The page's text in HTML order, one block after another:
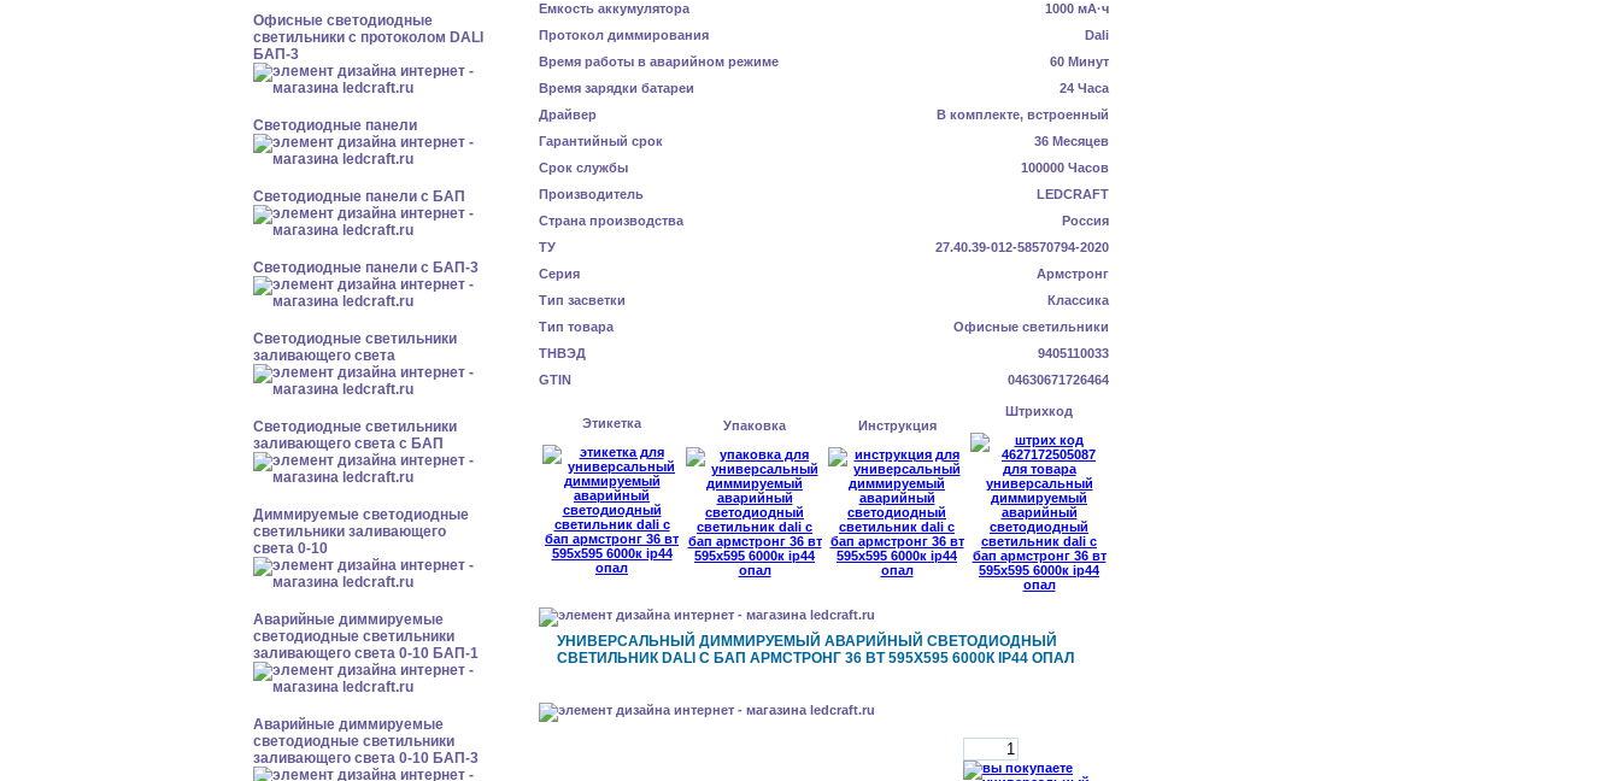
Офисные светодиодные
светильники с протоколом DALI
БАП-3
Cветодиодные панели
Cветодиодные панели с БАП
Cветодиодные панели с БАП-3
Светодиодные светильники
заливающего света
Светодиодные светильники
заливающего света с БАП
Диммируемые светодиодные
светильники заливающего
света 0-10
Аварийные диммируемые
светодиодные светильники
заливающего света 0-10 БАП-1
Аварийные диммируемые
светодиодные светильники
заливающего света 0-10 БАП-3
Емкость аккумулятора
1000 мА·ч
Протокол диммирования
Dali
Время работы в аварийном режиме
60 Минут
Время зарядки батареи
24 Часа
Драйвер
В комплекте, встроенный
Гарантийный срок
36 Месяцев
Срок службы
100000 Часов
Производитель
LEDCRAFT
Страна производства
Россия
ТУ
27.40.39-012-58570794-2020
Серия
Армстронг
Тип засветки
Классика
Тип товара
Офисные светильники
ТНВЭД
9405110033
GTIN
04630671726464
Этикетка Упаковка Инструкция
Штрихкод
УНИВЕРСАЛЬНЫЙ ДИММИРУЕМЫЙ АВАРИЙНЫЙ СВЕТОДИОДНЫЙ
СВЕТИЛЬНИК DALI С БАП АРМСТРОНГ 36 ВТ 595X595 6000К IP44 ОПАЛ